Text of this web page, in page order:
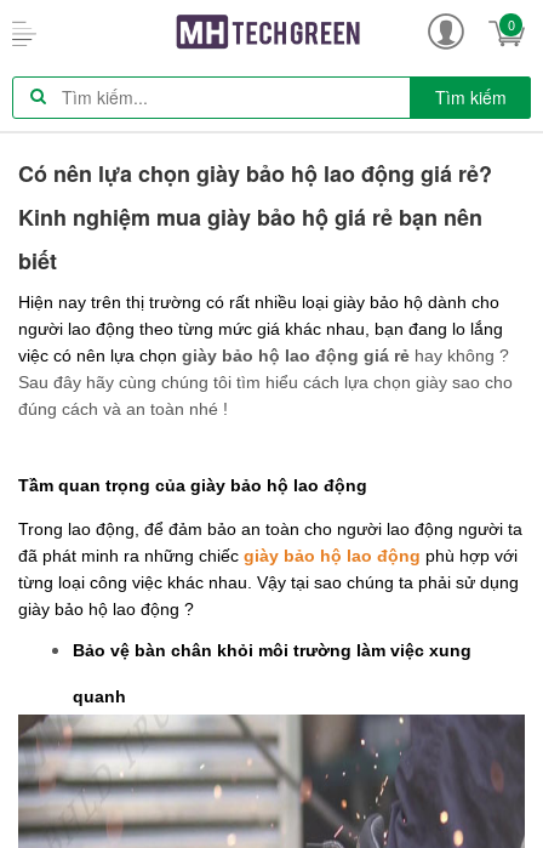
0
Tìm kiếm
Có nên lựa chọn giày bảo hộ lao động giá rẻ?
Kinh nghiệm mua giày bảo hộ giá rẻ bạn nên
biết
người lao động theo từng mức giá khác nhau, bạn đang lo lắng
việc có nên lựa chọn
giày bảo hộ lao động giá rẻ
hay không ?
Sau đây hãy cùng chúng tôi tìm hiểu cách lựa chọn giày sao cho
đúng cách và an toàn nhé !
đã phát minh ra những chiếc
giày bảo hộ lao động
phù hợp với
từng loại công việc khác nhau. Vậy tại sao chúng ta phải sử dụng
giày bảo hộ lao động ?